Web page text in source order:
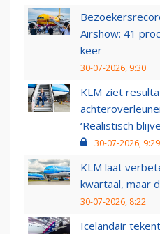
Airshow: 41
keer
30-07-2026, 9:30
KLM ziet
‘Realistisch
30-07-2026, 9:29
KLM laat
kwartaal, maar
30-07-2026, 8:22
Icelandair